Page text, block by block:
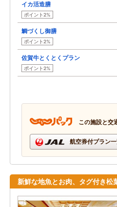
イカ活造膳
ポイント2%
鯛づくし御膳
ポイント2%
佐賀牛とくとくプラン
ポイント2%
この施設と交
航空券付プラン
新鮮な地魚とお肉、タグ付き松